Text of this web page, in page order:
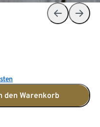
den Warenkorb